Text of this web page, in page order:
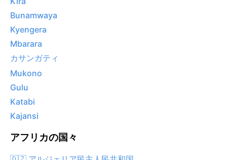
Bunamwaya
Kyengera
Mbarara
カサンガティ
Mukono
Gulu
Katabi
Kajansi
アフリカの国々